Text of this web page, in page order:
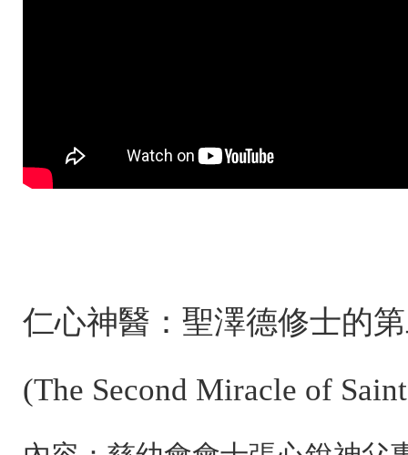
仁心神醫：聖澤德修士的
(The Second Miracle of